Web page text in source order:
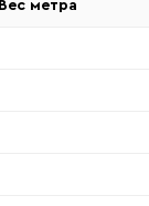
Вес метра